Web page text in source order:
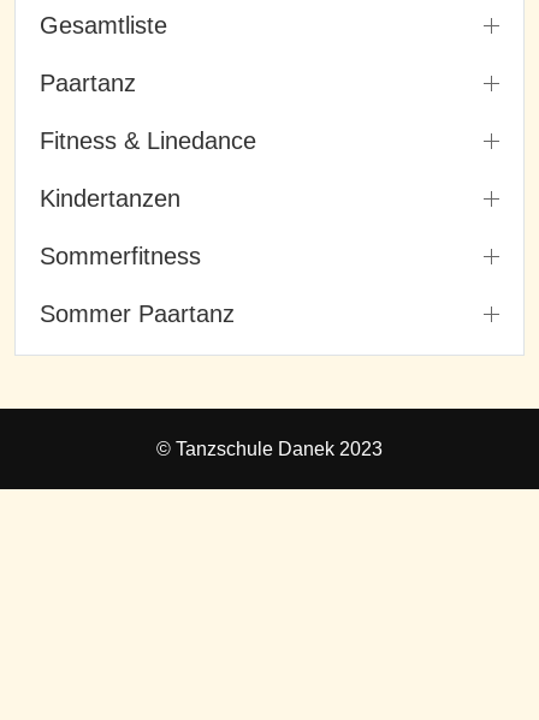
Gesamtliste
Paartanz
Fitness & Linedance
Kindertanzen
Sommerfitness
Sommer Paartanz
© Tanzschule Danek 2023